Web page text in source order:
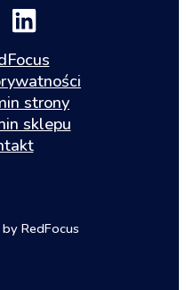
strony
sklepu
RedFocus